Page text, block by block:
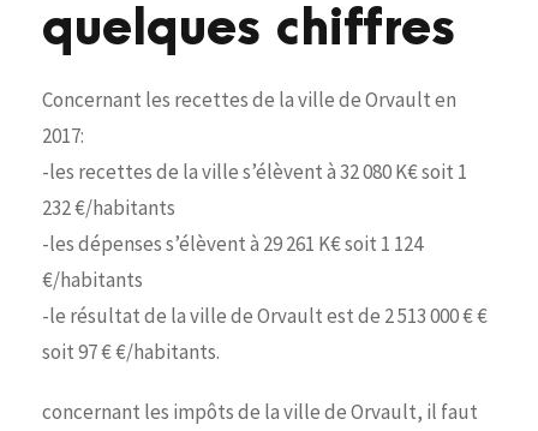
quelques chiffres
Concernant les recettes de la ville de Orvault en
2017:
-les recettes de la ville s’élèvent à 32 080 K€ soit 1
232 €/habitants
-les dépenses s’élèvent à 29 261 K€ soit 1 124
€/habitants
-le résultat de la ville de Orvault est de 2 513 000 € €
soit 97 € €/habitants.
concernant les impôts de la ville de Orvault, il faut